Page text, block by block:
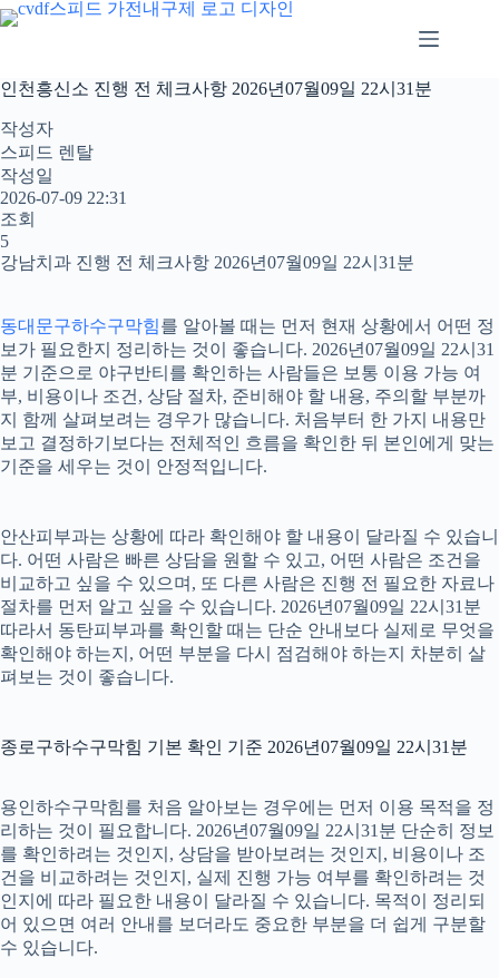
본
문
로
건
너
뛰
기
인천흥신소 진행 전 체크사항 2026년07월09일 22시31분
작성자
스피드 렌탈
작성일
2026-07-09 22:31
조회
5
강남치과 진행 전 체크사항 2026년07월09일 22시31분
동대문구하수구막힘를 알아볼 때는 먼저 현재 상황에서 어떤 정
보가 필요한지 정리하는 것이 좋습니다. 2026년07월09일 22시31
분 기준으로 야구반티를 확인하는 사람들은 보통 이용 가능 여
부, 비용이나 조건, 상담 절차, 준비해야 할 내용, 주의할 부분까
지 함께 살펴보려는 경우가 많습니다. 처음부터 한 가지 내용만
보고 결정하기보다는 전체적인 흐름을 확인한 뒤 본인에게 맞는
기준을 세우는 것이 안정적입니다.
안산피부과는 상황에 따라 확인해야 할 내용이 달라질 수 있습니
다. 어떤 사람은 빠른 상담을 원할 수 있고, 어떤 사람은 조건을
비교하고 싶을 수 있으며, 또 다른 사람은 진행 전 필요한 자료나
절차를 먼저 알고 싶을 수 있습니다. 2026년07월09일 22시31분
따라서 동탄피부과를 확인할 때는 단순 안내보다 실제로 무엇을
확인해야 하는지, 어떤 부분을 다시 점검해야 하는지 차분히 살
펴보는 것이 좋습니다.
종로구하수구막힘 기본 확인 기준 2026년07월09일 22시31분
용인하수구막힘를 처음 알아보는 경우에는 먼저 이용 목적을 정
리하는 것이 필요합니다. 2026년07월09일 22시31분 단순히 정보
를 확인하려는 것인지, 상담을 받아보려는 것인지, 비용이나 조
건을 비교하려는 것인지, 실제 진행 가능 여부를 확인하려는 것
인지에 따라 필요한 내용이 달라질 수 있습니다. 목적이 정리되
어 있으면 여러 안내를 보더라도 중요한 부분을 더 쉽게 구분할
수 있습니다.